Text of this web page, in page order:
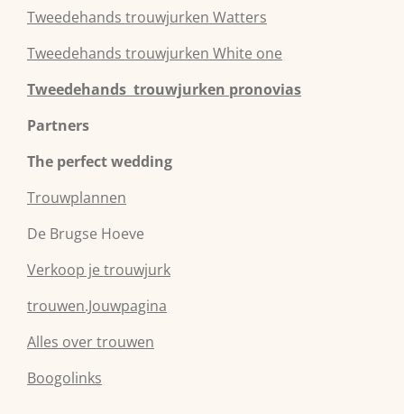
Tweedehands trouwjurken Watters
Tweedehands trouwjurken White one
Tweedehands trouwjurken pronovias
Partners
The perfect wedding
Trouwplannen
De Brugse Hoeve
Verkoop je trouwjurk
trouwen.Jouwpagina
Alles over trouwen
Boogolinks